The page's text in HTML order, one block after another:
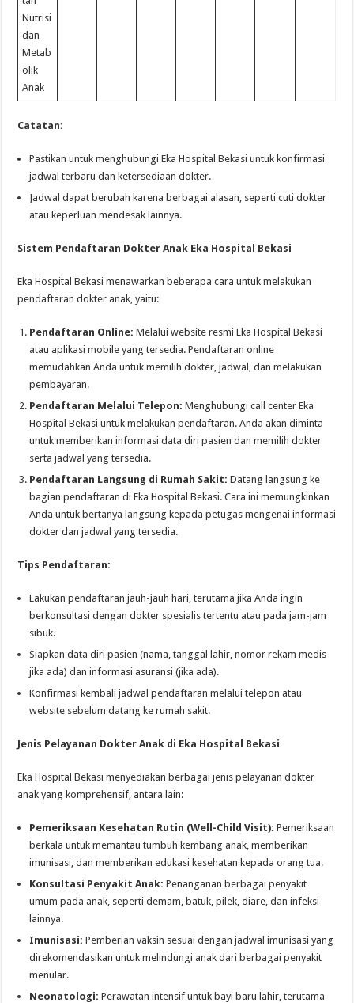
Nutrisi
dan
Metab
olik
Anak
Catatan:
Pastikan untuk menghubungi Eka Hospital Bekasi untuk konfirmasi
jadwal terbaru dan ketersediaan dokter.
Jadwal dapat berubah karena berbagai alasan, seperti cuti dokter
atau keperluan mendesak lainnya.
Sistem Pendaftaran Dokter Anak Eka Hospital Bekasi
Eka Hospital Bekasi menawarkan beberapa cara untuk melakukan
pendaftaran dokter anak, yaitu:
Pendaftaran Online: Melalui website resmi Eka Hospital Bekasi
atau aplikasi mobile yang tersedia. Pendaftaran online
memudahkan Anda untuk memilih dokter, jadwal, dan melakukan
pembayaran.
Pendaftaran Melalui Telepon: Menghubungi call center Eka
Hospital Bekasi untuk melakukan pendaftaran. Anda akan diminta
untuk memberikan informasi data diri pasien dan memilih dokter
serta jadwal yang tersedia.
Pendaftaran Langsung di Rumah Sakit: Datang langsung ke
bagian pendaftaran di Eka Hospital Bekasi. Cara ini memungkinkan
Anda untuk bertanya langsung kepada petugas mengenai informasi
dokter dan jadwal yang tersedia.
Tips Pendaftaran:
Lakukan pendaftaran jauh-jauh hari, terutama jika Anda ingin
berkonsultasi dengan dokter spesialis tertentu atau pada jam-jam
sibuk.
Siapkan data diri pasien (nama, tanggal lahir, nomor rekam medis
jika ada) dan informasi asuransi (jika ada).
Konfirmasi kembali jadwal pendaftaran melalui telepon atau
website sebelum datang ke rumah sakit.
Jenis Pelayanan Dokter Anak di Eka Hospital Bekasi
Eka Hospital Bekasi menyediakan berbagai jenis pelayanan dokter
anak yang komprehensif, antara lain:
Pemeriksaan Kesehatan Rutin (Well-Child Visit): Pemeriksaan
berkala untuk memantau tumbuh kembang anak, memberikan
imunisasi, dan memberikan edukasi kesehatan kepada orang tua.
Konsultasi Penyakit Anak: Penanganan berbagai penyakit
umum pada anak, seperti demam, batuk, pilek, diare, dan infeksi
lainnya.
Imunisasi: Pemberian vaksin sesuai dengan jadwal imunisasi yang
direkomendasikan untuk melindungi anak dari berbagai penyakit
menular.
Neonatologi: Perawatan intensif untuk bayi baru lahir, terutama